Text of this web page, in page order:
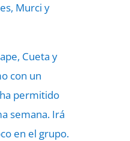
Murci y
Cueta y
con un
permitido
semana. Irá
en el grupo.